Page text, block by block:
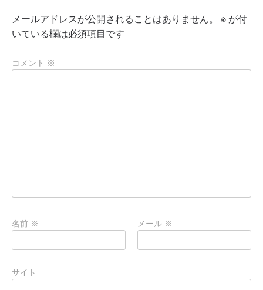
メールアドレスが公開されることはありません。 ※ が付
いている欄は必須項目です
コメント ※
名前 ※ メール ※
サイト